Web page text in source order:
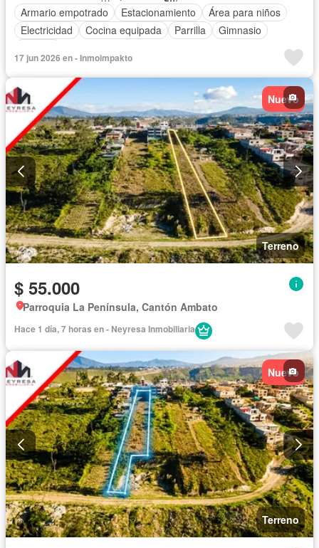
Armario empotrado
Estacionamiento
Área para niños
Electricidad
Cocina equipada Parrilla
Gimnasio
17 jun 2026 en - Inmoimpakto
Nuevo
Terreno
$ 55.000
Parroquia La Península, Cantón Ambato
Hace 1 día, 7 horas en - Neyresa Inmobiliaria
Nuevo
Terreno